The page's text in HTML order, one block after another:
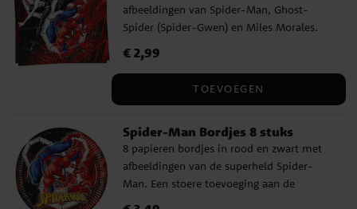
afbeeldingen van Spider-Man, Ghost-
Spider (Spider-Gwen) en Miles Morales.
aan de tafel voor een echt Spider-Man-
milieuvriendelijk FSC-gecertificeerd papier,
cm wanneer volledig uitgevouwen.
Prijs:€ 2,99
€ 2,99
TOEVOEGEN
Spider-Man Bordjes 8 stuks
8 papieren bordjes in rood en zwart met
afbeeldingen van de superheld Spider-
Man. Een stoere toevoeging aan de